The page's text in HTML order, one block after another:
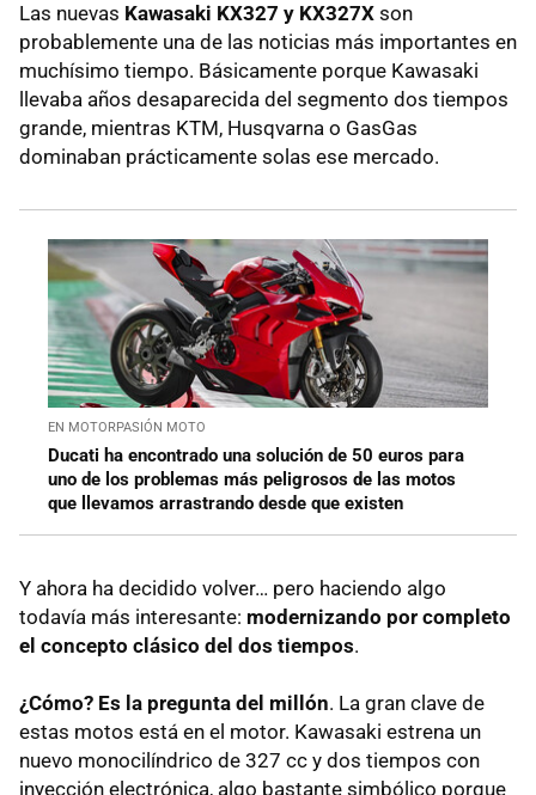
Las nuevas Kawasaki KX327 y KX327X son
probablemente una de las noticias más importantes en
muchísimo tiempo. Básicamente porque Kawasaki
llevaba años desaparecida del segmento dos tiempos
grande, mientras KTM, Husqvarna o GasGas
dominaban prácticamente solas ese mercado.
EN MOTORPASIÓN MOTO
Ducati ha encontrado una solución de 50 euros para
uno de los problemas más peligrosos de las motos
que llevamos arrastrando desde que existen
Y ahora ha decidido volver… pero haciendo algo
todavía más interesante: modernizando por completo
el concepto clásico del dos tiempos.
¿Cómo? Es la pregunta del millón. La gran clave de
estas motos está en el motor. Kawasaki estrena un
nuevo monocilíndrico de 327 cc y dos tiempos con
inyección electrónica, algo bastante simbólico porque